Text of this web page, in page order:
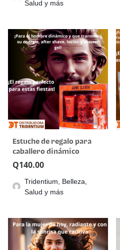
Salud y más
Estuche de regalo para
caballero dinámico
Q140.00
Tridentium, Belleza,
Salud y más